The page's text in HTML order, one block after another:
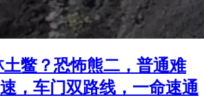
鳖？恐怖熊二，普通难
，车门双路线，一命速通